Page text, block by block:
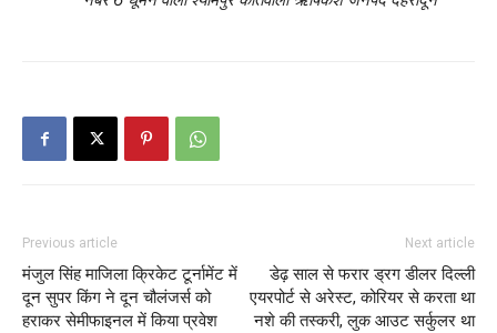
Previous article
मंजुल सिंह माजिला क्रिकेट टूर्नामेंट में
दून सुपर किंग ने दून चौलंजर्स को
हराकर सेमीफाइनल में किया प्रवेश
Next article
डेढ़ साल से फरार ड्रग डीलर दिल्ली
एयरपोर्ट से अरेस्ट, कोरियर से करता था
नशे की तस्करी, लुक आउट सर्कुलर था